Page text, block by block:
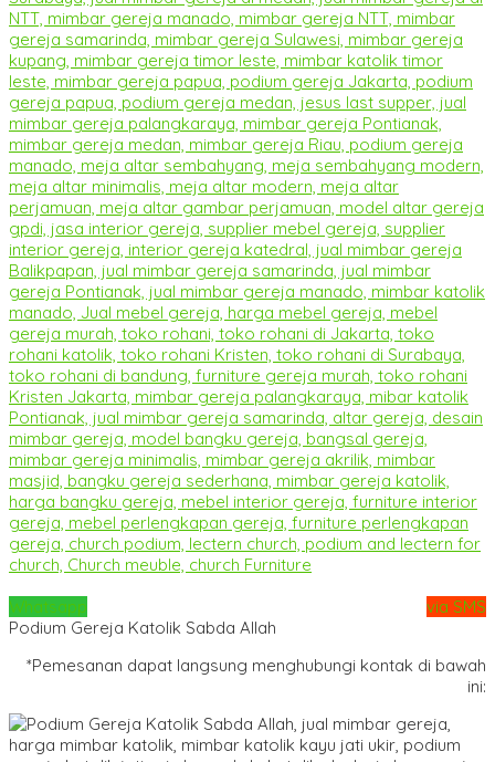
Whatsapp
via SMS
Podium Gereja Katolik Sabda Allah
*Pemesanan dapat langsung menghubungi kontak di bawah
ini: